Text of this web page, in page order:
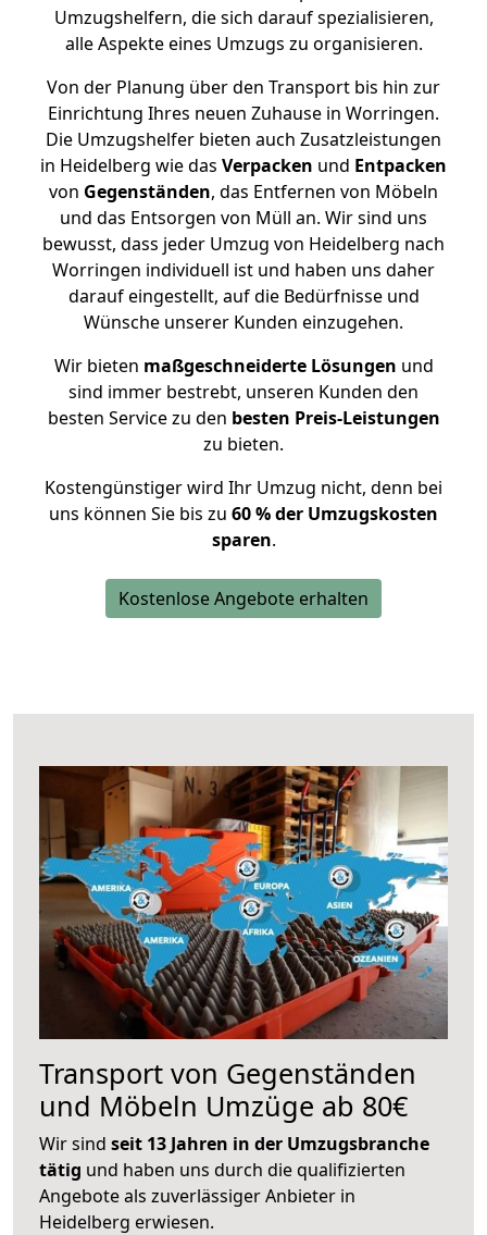
Umzugshelfern, die sich darauf spezialisieren,
alle Aspekte eines Umzugs zu organisieren.
Von der Planung über den Transport bis hin zur
Einrichtung Ihres neuen Zuhause in Worringen.
Die Umzugshelfer bieten auch Zusatzleistungen
in Heidelberg wie das Verpacken und Entpacken
von Gegenständen, das Entfernen von Möbeln
und das Entsorgen von Müll an. Wir sind uns
bewusst, dass jeder Umzug von Heidelberg nach
Worringen individuell ist und haben uns daher
darauf eingestellt, auf die Bedürfnisse und
Wünsche unserer Kunden einzugehen.
Wir bieten maßgeschneiderte Lösungen und
sind immer bestrebt, unseren Kunden den
besten Service zu den besten Preis-Leistungen
zu bieten.
Kostengünstiger wird Ihr Umzug nicht, denn bei
uns können Sie bis zu 60 % der Umzugskosten
sparen.
Kostenlose Angebote erhalten
Transport von Gegenständen
und Möbeln Umzüge ab 80€
Wir sind seit 13 Jahren in der Umzugsbranche
tätig und haben uns durch die qualifizierten
Angebote als zuverlässiger Anbieter in
Heidelberg erwiesen.